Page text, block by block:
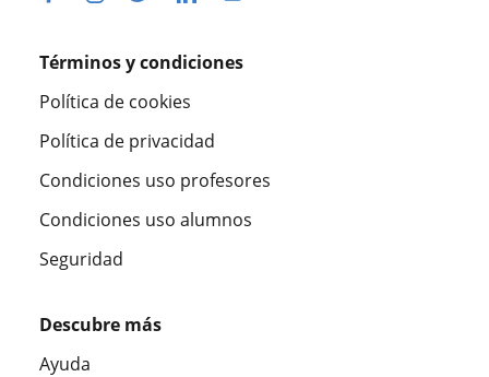
Términos y condiciones
Política de cookies
Política de privacidad
Condiciones uso profesores
Condiciones uso alumnos
Seguridad
Descubre más
Ayuda